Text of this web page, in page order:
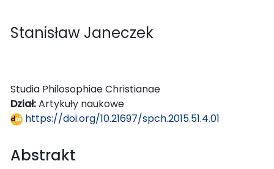
Stanisław Janeczek
Studia Philosophiae Christianae
Dział:Artykuły naukowe
https://doi.org/10.21697/spch.2015.51.4.01
Abstrakt